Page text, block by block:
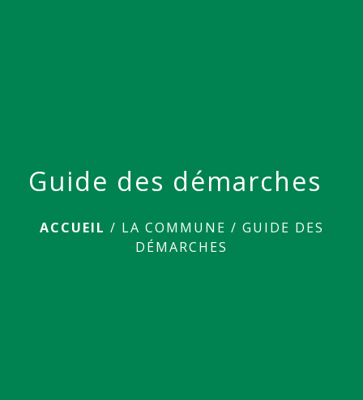
Guide des démarches
ACCUEIL / LA COMMUNE / GUIDE DES
DÉMARCHES